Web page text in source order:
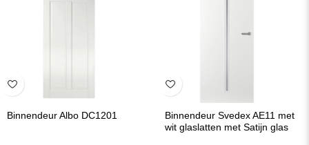
Binnendeur Albo DC1201
Binnendeur Svedex AE11 met
wit glaslatten met Satijn glas